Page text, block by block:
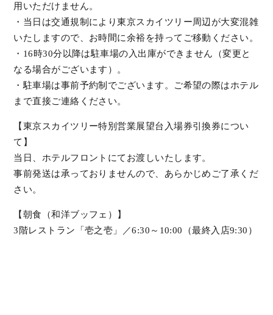
用いただけません。
・当日は交通規制により東京スカイツリー周辺が大変混雑
いたしますので、お時間に余裕を持ってご移動ください。
・16時30分以降は駐車場の入出庫ができません（変更と
なる場合がございます）。
・駐車場は事前予約制でございます。ご希望の際はホテル
まで直接ご連絡ください。
【東京スカイツリー特別営業展望台入場券引換券につい
て】
当日、ホテルフロントにてお渡しいたします。
事前発送は承っておりませんので、あらかじめご了承くだ
さい。
【朝食（和洋ブッフェ）】
3階レストラン「壱之壱」／6:30～10:00（最終入店9:30）